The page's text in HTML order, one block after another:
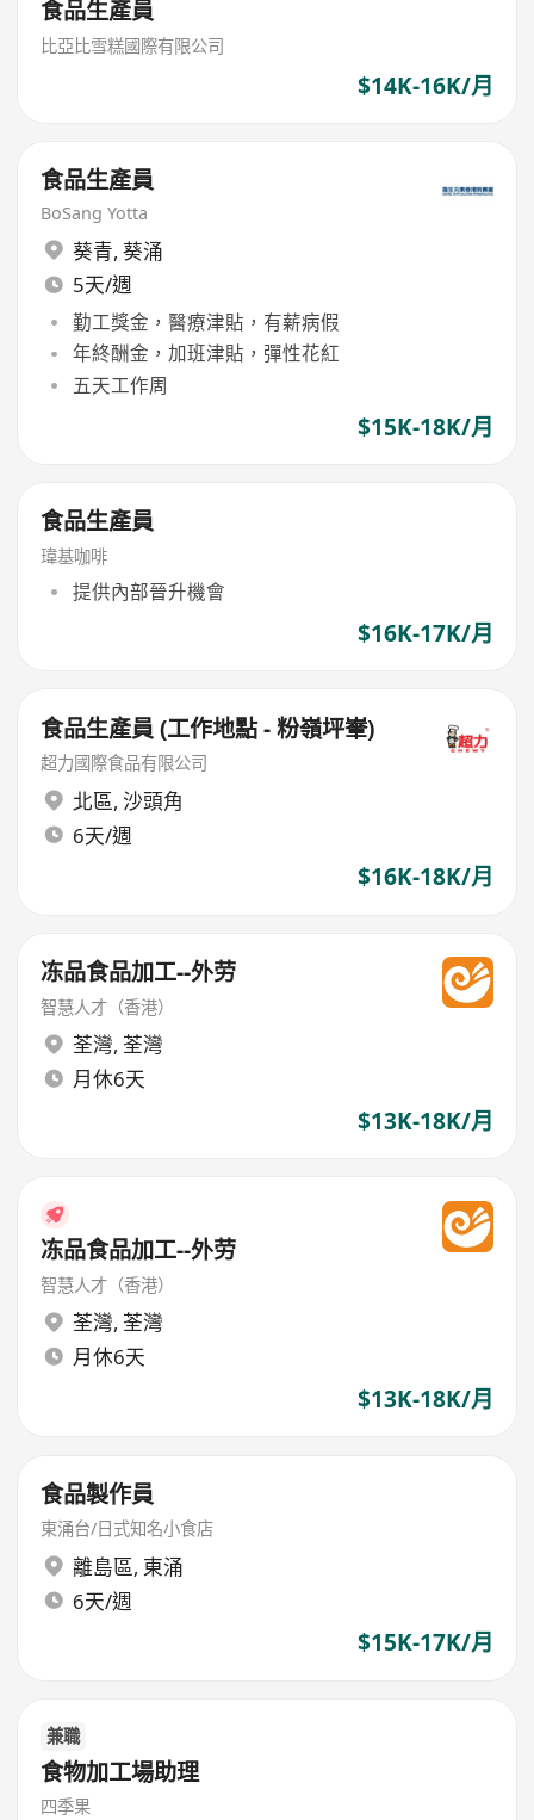
食品生產員
比亞比雪糕國際有限公司
$14K-16K/月
食品生產員
BoSang Yotta
葵青, 葵涌
5天/週
勤工獎金，醫療津貼，有薪病假
年終酬金，加班津貼，彈性花紅
五天工作周
$15K-18K/月
食品生產員
瑋基咖啡
提供內部晉升機會
$16K-17K/月
食品生產員 (工作地點 - 粉嶺坪輋)
超力國際食品有限公司
北區, 沙頭角
6天/週
$16K-18K/月
冻品食品加工--外劳
智慧人才（香港）
荃灣, 荃灣
月休6天
$13K-18K/月
冻品食品加工--外劳
智慧人才（香港）
荃灣, 荃灣
月休6天
$13K-18K/月
食品製作員
東涌台/日式知名小食店
離島區, 東涌
6天/週
$15K-17K/月
兼職
食物加工場助理
四季果